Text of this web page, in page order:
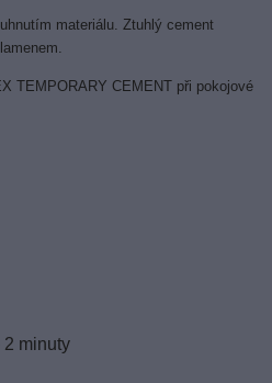
materiálu. Ztuhlý cement
TEMPORARY CEMENT při pokojové
2 minuty